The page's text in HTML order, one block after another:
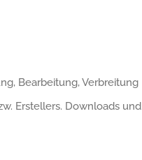
Bearbeitung, Verbreitung
Erstellers. Downloads und